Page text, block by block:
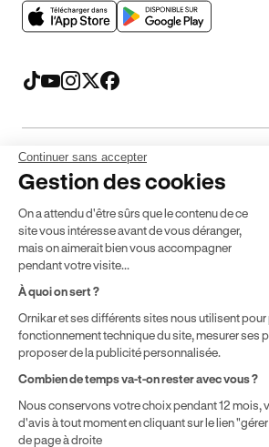
Mentions légales CGV CGU Politique
* Détail des conditions de nos offres
localisation géographique et du type de
achetez comme détaillé dans nos
Vente.
Continuer sans accepter
Gestion des cookies
On a attendu d'être sûrs que le contenu de ce
site vous intéresse avant de vous déranger,
mais on aimerait bien vous accompagner
pendant votre visite...
À quoi on sert ?
Ornikar et ses différents sites nous utilisent pour
fonctionnement technique du site, mesurer ses
proposer de la publicité personnalisée.
Combien de temps va-t-on rester avec vous ?
Nous conservons votre choix pendant 12 mois,
d'avis à tout moment en cliquant sur le lien
de page à droite